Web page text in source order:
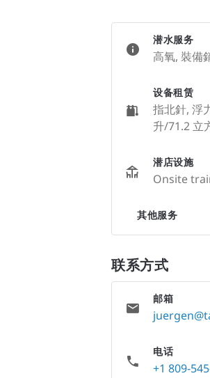
潜水服务
高氧, 裝備
设备租赁
指北針, 浮
升/71.2 立
潜店设施
Onsite
其他服务
联系方式
邮箱
电话
+1 809-